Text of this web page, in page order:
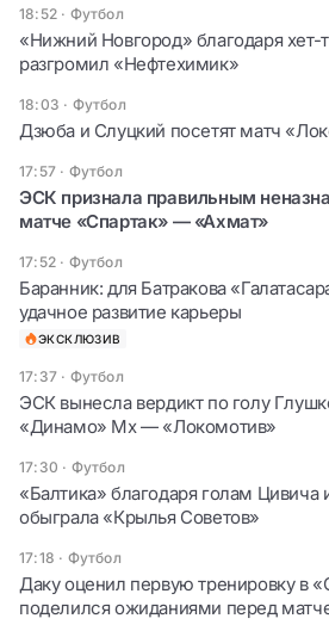
18:52 · Футбол
«Нижний Новгород» благодаря хет-
разгромил «Нефтехимик»
18:03 · Футбол
Дзюба и Слуцкий посетят матч
17:57 · Футбол
ЭСК признала правильным
матче «Спартак» — «Ахмат»
17:52 · Футбол
Баранник: для Батракова
удачное развитие карьеры
ЭКСКЛЮЗИВ
17:37 · Футбол
ЭСК вынесла вердикт по голу
«Динамо» Мх — «Локомотив»
17:30 · Футбол
«Балтика» благодаря голам Цивича
обыграла «Крылья Советов»
17:18 · Футбол
Даку оценил первую тренировку в
поделился ожиданиями перед